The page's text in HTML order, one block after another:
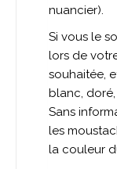
nuancier).
Si vous le
lors de
souhaitée,
blanc,
Sans
les
la couleur